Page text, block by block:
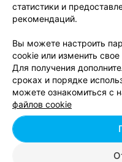
МУЛЬТИБРЕНДОВЫЙ
MULTISPORT
Минск, пр-т Победителей, 9
Все
статистики и
рекомендаций.
Вы можете настроить
cookie или изменить
Для получения
сроках и порядке
можете ознакомиться с
файлов cookie